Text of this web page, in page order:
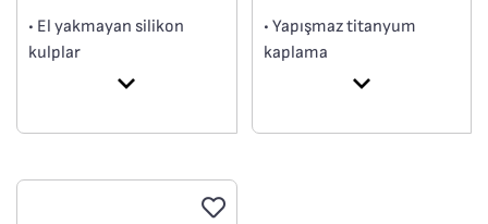
• El yakmayan silikon
kulplar
• 8/10 yüksek kalite
• İndüksiyon dahil tüm
• Kolay Pişirme
• Yapışmaz titanyum
kaplama
• 100% güvenli yapışmaz
• Thermo-Signal™